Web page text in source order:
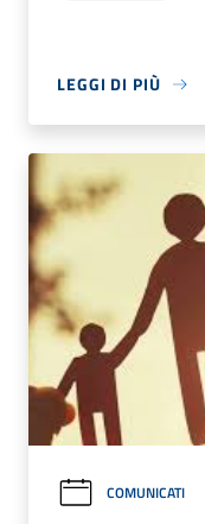
LEGGI DI PIÙ
COMUNICATI